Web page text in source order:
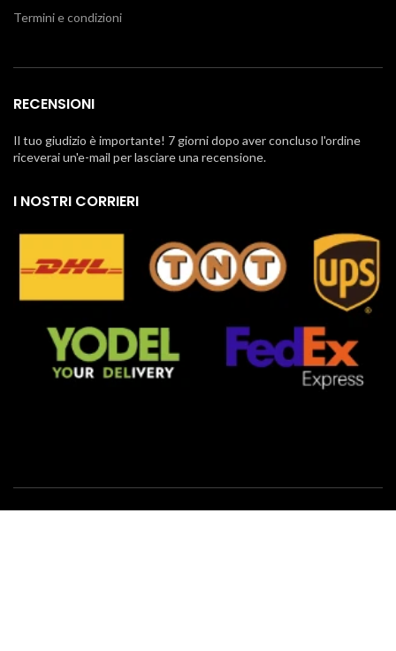
Termini e condizioni
RECENSIONI
Il tuo giudizio è importante! 7 giorni dopo aver concluso l'ordine
riceverai un'e-mail per lasciare una recensione.
I NOSTRI CORRIERI